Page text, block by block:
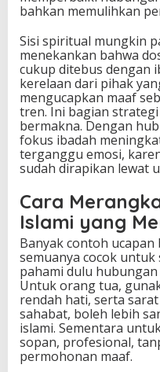
bahkan memulihkan
Sisi spiritual mungkin
menekankan bahwa
cukup ditebus dengan
kerelaan dari pihak
mengucapkan maaf
tren. Ini bagian
bermakna. Dengan
fokus ibadah
terganggu emosi,
sudah dirapikan lewat
Cara
Islami yang
Banyak contoh
semuanya cocok
pahami dulu
Untuk orang tua,
rendah hati, serta
sahabat, boleh lebih
islami. Sementara
sopan, profesional,
permohonan maaf.